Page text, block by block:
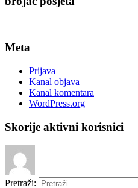
Meta
Prijava
Kanal objava
Kanal komentara
WordPress.org
Skorije aktivni korisnici
Pretraži: